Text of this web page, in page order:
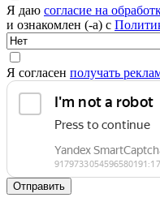
Я даю согласие на
и ознакомлен (-а) с
Я согласен получать